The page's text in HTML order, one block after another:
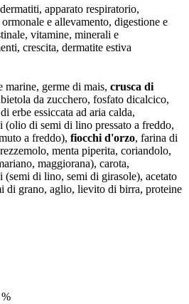
apparato respiratorio,
e allevamento, digestione e
vitamine, minerali e
crescita, dermatite estiva
marine, germe di mais, crusca di
da zucchero, fosfato dicalcico,
erbe essiccata ad aria calda,
(olio di semi di lino pressato a freddo,
a freddo), fiocchi d'orzo, farina di
menta piperita, coriandolo,
maggiorana), carota,
(semi di lino, semi di girasole), acetato
di grano, aglio, lievito di birra, proteine